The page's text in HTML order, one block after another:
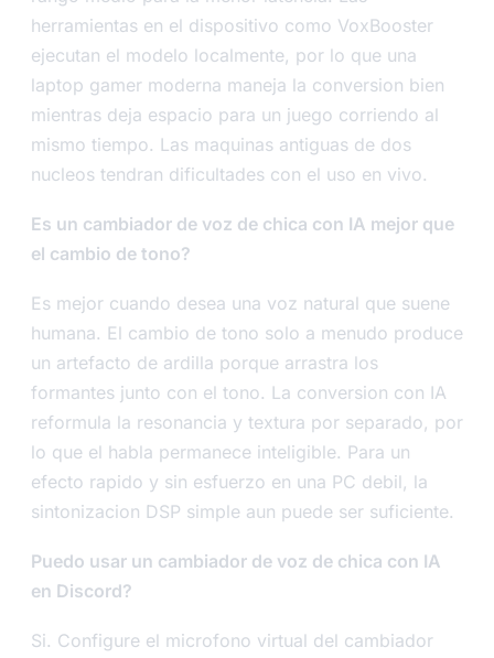
herramientas en el dispositivo como VoxBooster
ejecutan el modelo localmente, por lo que una
laptop gamer moderna maneja la conversion bien
mientras deja espacio para un juego corriendo al
mismo tiempo. Las maquinas antiguas de dos
nucleos tendran dificultades con el uso en vivo.
Es un cambiador de voz de chica con IA mejor que
el cambio de tono?
Es mejor cuando desea una voz natural que suene
humana. El cambio de tono solo a menudo produce
un artefacto de ardilla porque arrastra los
formantes junto con el tono. La conversion con IA
reformula la resonancia y textura por separado, por
lo que el habla permanece inteligible. Para un
efecto rapido y sin esfuerzo en una PC debil, la
sintonizacion DSP simple aun puede ser suficiente.
Puedo usar un cambiador de voz de chica con IA
en Discord?
Si. Configure el microfono virtual del cambiador